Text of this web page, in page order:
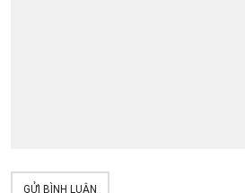
GỬI BÌNH LUẬN